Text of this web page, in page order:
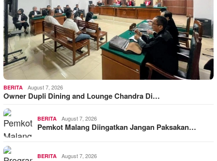
BERITA August 7, 2026
Owner Dupli Dining and Lounge Chandra Di…
BERITA August 7, 2026
Pemkot Malang Diingatkan Jangan Paksakan…
BERITA August 7, 2026